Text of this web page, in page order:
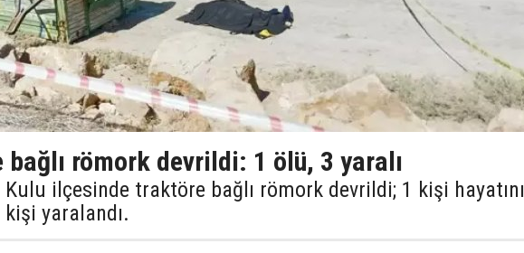
bağlı römork devrildi: 1 ölü, 3 yaralı
Kulu ilçesinde traktöre bağlı römork devrildi; 1 kişi hayatını
yaralandı.